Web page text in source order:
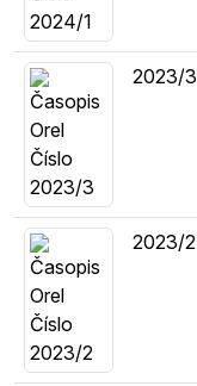
2023/3
2023/2